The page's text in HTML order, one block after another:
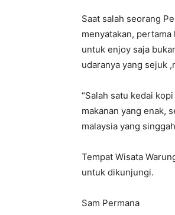
Saat salah seorang
menyatakan,
untuk enjoy saja
udaranya yang sejuk
“Salah satu kedai
makanan yang enak,
malaysia yang
Tempat Wisata
untuk dikunjungi.
Sam Permana